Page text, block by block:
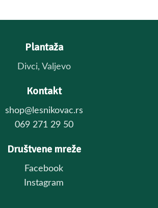
Plantaža
Divci, Valjevo
Kontakt
shop@lesnikovac.rs
069 271 29 50
Društvene mreže
Facebook
Instagram